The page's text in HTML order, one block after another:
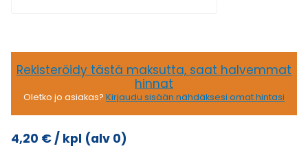
Rekisteröidy tästä maksutta, saat halvemmat
hinnat
Oletko jo asiakas? Kirjaudu sisään nähdäksesi omat hintasi
4,20 €/ kpl (alv 0)